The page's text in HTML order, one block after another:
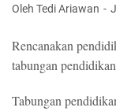
Oleh Tedi Ariawan
Rencanakan
tabungan
Tabungan